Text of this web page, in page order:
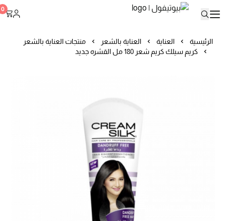
0
الرئيسية العناية العناية بالشعر
منتجات العناية بالشعر
كريم سيلك كريم شعر 180 مل القشره جديد